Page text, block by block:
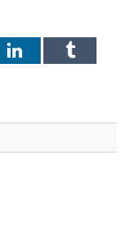
LinkedInTumblr